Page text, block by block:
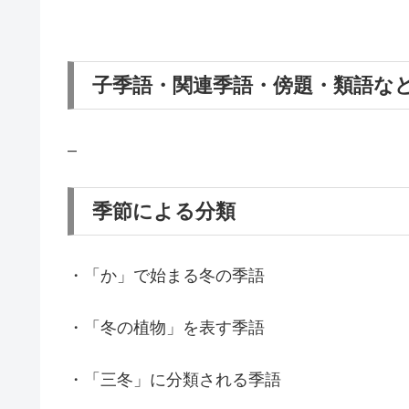
子季語・関連季語・傍題・類語な
–
季節による分類
・「か」で始まる冬の季語
・「冬の植物」を表す季語
・「三冬」に分類される季語